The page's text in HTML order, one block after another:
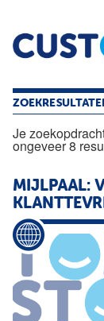
Home
Je
ongeveer 8
MIJLPAAL: